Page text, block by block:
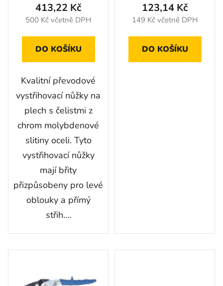
500 Kč včetně DPH
413,22 Kč
DO KOŠÍKU
Kvalitní převodové
vystřihovací nůžky na
plech s čelistmi z
chrom molybdenové
slitiny oceli. Tyto
vystřihovací nůžky
mají břity
přizpůsobeny pro levé
oblouky a přímý
střih....
149 Kč včetně DPH
123,14 Kč
DO KOŠÍKU